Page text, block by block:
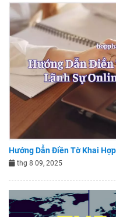
Hướng Dẫn Điền Tờ Khai
thg 8 09, 2025